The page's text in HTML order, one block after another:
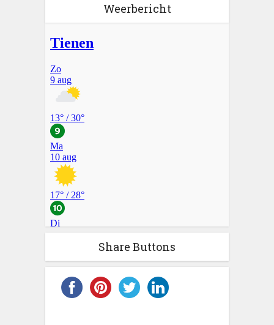
Weerbericht
Share Buttons